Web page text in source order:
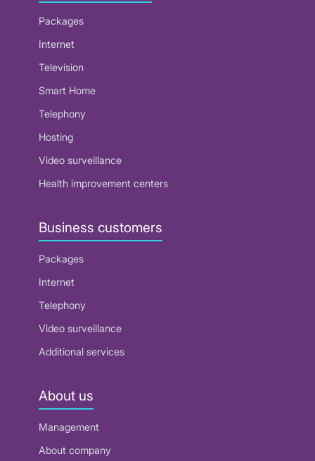
Packages
Internet
Television
Smart Home
Telephony
Hosting
Video surveillance
Health improvement centers
Business customers
Packages
Internet
Telephony
Video surveillance
Additional services
About us
Management
About company